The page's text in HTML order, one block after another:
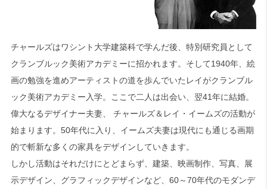
チャールズはワシント大学建築科で学んだ後、特別研究員として
クランブルック美術アカデミーに招かれます。そして1940年、絵
画の勉強を進めアーティストの道を歩んでいたレイがクランブル
ック美術アカデミー入学。ここで二人は出会い、翌41年に結婚。
偉大なるデザイナー夫妻、 チャールズ＆レイ・イームズの活動が
始まります。50年代に入り、イームズ夫妻は現代にも通じる画期
的で斬新な多くの家具をデザインしていきます。
しかし活動はそれだけにとどまらず、建築、映画制作、写真、展
示デザイン、グラフィックデザインなど、60～70年代のモダンデ